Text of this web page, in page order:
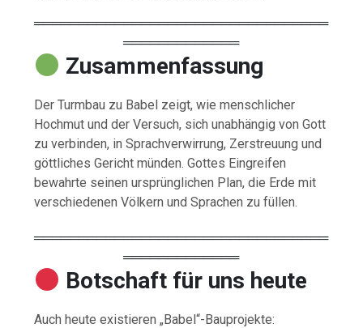
═════════════════════════════════
═════════════
Zusammenfassung
Der Turmbau zu Babel zeigt, wie menschlicher
Hochmut und der Versuch, sich unabhängig von Gott
zu verbinden, in Sprachverwirrung, Zerstreuung und
göttliches Gericht münden. Gottes Eingreifen
bewahrte seinen ursprünglichen Plan, die Erde mit
verschiedenen Völkern und Sprachen zu füllen.
═════════════════════════════════
═════════════
Botschaft für uns heute
Auch heute existieren „Babel“-Bauprojekte: